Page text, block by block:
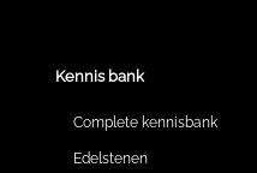
Kennis bank
Complete kennisbank
Edelstenen